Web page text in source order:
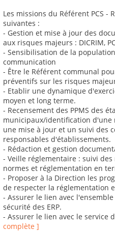
Les missions du Référent PCS -
suivantes :
- Gestion et mise à jour des
aux risques majeurs : DICRIM,
- Sensibilisation de la
communication
- Être le Référent communal
préventifs sur les risques
- Etablir une dynamique
moyen et long terme.
- Recensement des PPMS des
municipaux/identification
une mise à jour et un suivi des
responsables d'établissements.
- Rédaction et gestion
- Veille réglementaire : suivi
normes et réglementation en
- Proposer à la Direction les
de respecter la réglementation
- Assurer le lien avec
sécurité des ERP.
- Assurer le lien avec le service
complète ]